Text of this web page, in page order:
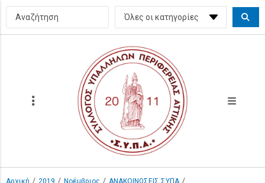
Αρχική / 2019 / Νοέμβριος / ΑΝΑΚΟΙΝΩΣΕΙΣ ΣΥΠΑ /